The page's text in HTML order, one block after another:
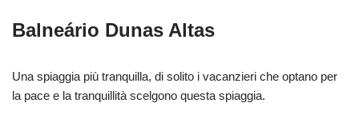
Balneário Dunas Altas
Una spiaggia più tranquilla, di solito i vacanzieri che optano per
la pace e la tranquillità scelgono questa spiaggia.